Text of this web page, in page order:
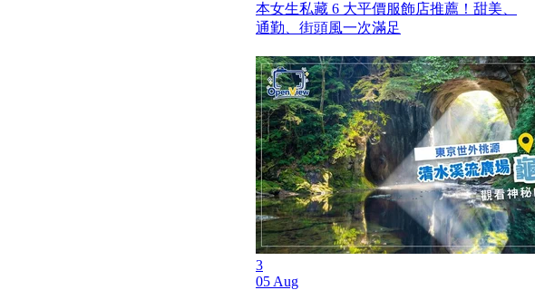
本女生私藏 6 大平價服飾店推薦！甜美、
通勤、街頭風一次滿足
3
05 Aug